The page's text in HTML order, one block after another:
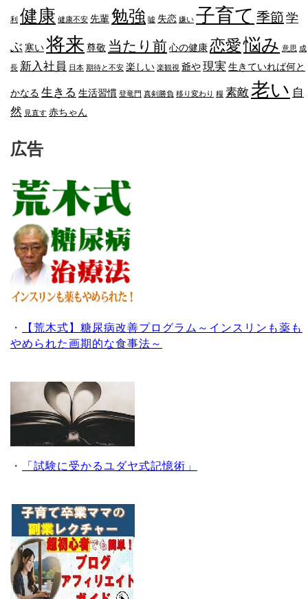
利 健康 健康不安 先輩勉強 嘘 失恋 嫌い 子育て 季節学
ぶ 寒い将来 尊敬 当たり前 心の健康恋愛悩み 意思 成
長 新入社員 日本 期待と不安 楽しい 楽観視 爺や現実 生きていれば何と
かなる 生きる 生活習慣 登竜門 真剣勝負 移り変わり 糧 素敵 老い 自
然 見直す 赤ちゃん
広告
・
【荒木式】糖尿病改善プログラム～インスリンも薬も
やめられた画期的な食事法～
・ 「試験に受かるユダヤ式記憶術」